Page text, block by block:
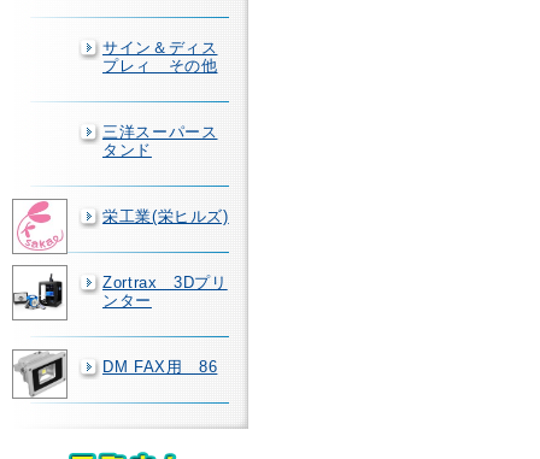
サイン＆ディス
プレィ その他
三洋スーパース
タンド
栄工業(栄ヒルズ)
Zortrax 3Dプリ
ンター
DM FAX用 86